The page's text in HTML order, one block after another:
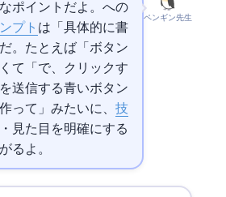
ペンギン先生
ポイントだよ。AIへの
プト は「具体的に書
。たとえば「ボタン
て「 で、クリックす
トを送信する青いボタン
って」みたいに、 技
・見た目を明確にする
るよ。